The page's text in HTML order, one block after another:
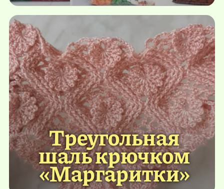
Треугольная
шаль крючком
«Маргаритки»